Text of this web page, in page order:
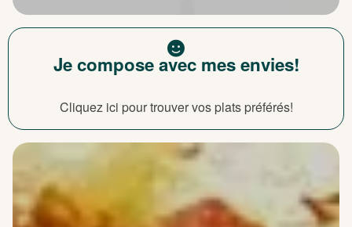
Je compose avec mes envies!
Cliquez ici pour trouver vos plats préférés!